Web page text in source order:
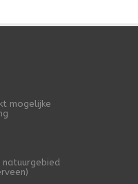
mogelijke
natuurgebied